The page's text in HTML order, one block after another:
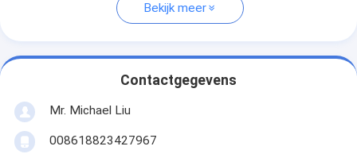
Bekijk meer
Contactgegevens
Mr. Michael Liu
008618823427967